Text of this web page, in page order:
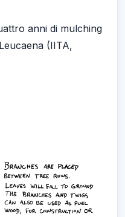
anni di mulching
(IITA,